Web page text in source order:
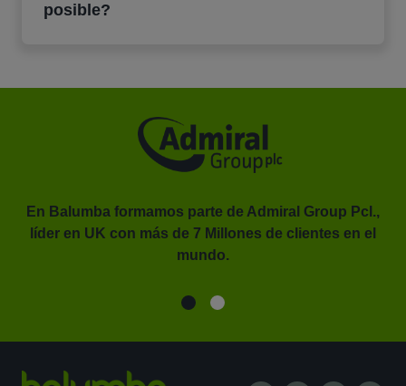
posible?
En Balumba formamos parte de Admiral Group Pcl.,
líder en UK con más de 7 Millones de clientes en el
mundo.